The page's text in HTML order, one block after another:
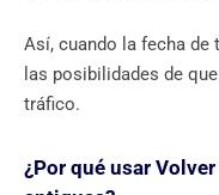
Así, cuando la fecha de
las posibilidades de
tráfico.
¿Por qué usar